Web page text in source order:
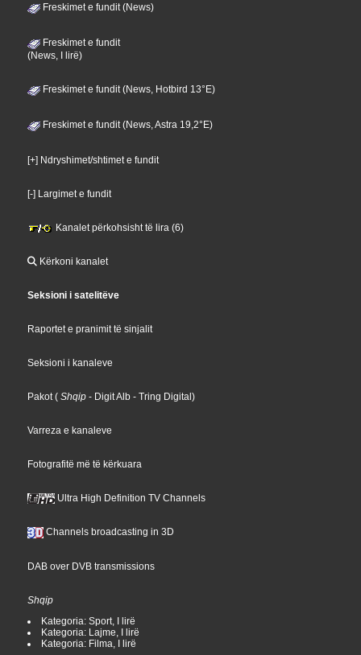
Freskimet e fundit (News)
Freskimet e fundit
(News, I lirë)
Freskimet e fundit (News, Hotbird 13°E)
Freskimet e fundit (News, Astra 19,2°E)
[+] Ndryshimet/shtimet e fundit
[-] Largimet e fundit
Kanalet përkohsisht të lira (6)
Kërkoni kanalet
Seksioni i satelitëve
Raportet e pranimit të sinjalit
Seksioni i kanaleve
Pakot ( Shqip - Digit Alb - Tring Digital)
Varreza e kanaleve
Fotografitë më të kërkuara
Ultra High Definition TV Channels
Channels broadcasting in 3D
DAB over DVB transmissions
Shqip
Kategoria: Sport, I lirë
Kategoria: Lajme, I lirë
Kategoria: Filma, I lirë